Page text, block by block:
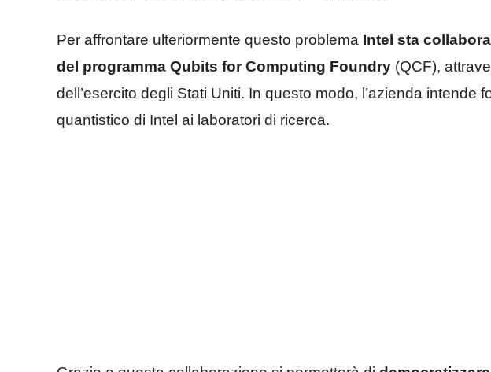
Per affrontare ulteriormente questo problema Intel sta
del programma Qubits for Computing Foundry (QCF),
dell’esercito degli Stati Uniti. In questo modo, l’azienda intende
quantistico di Intel ai laboratori di ricerca.